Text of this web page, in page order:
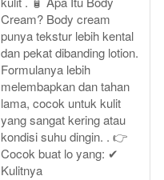
Cream? Body cream
punya tekstur lebih kental
dan pekat dibanding lotion.
Formulanya lebih
melembapkan dan tahan
lama, cocok untuk kulit
yang sangat kering atau
kondisi suhu dingin. . 👉
Cocok buat lo yang: ✔
Kulitnya